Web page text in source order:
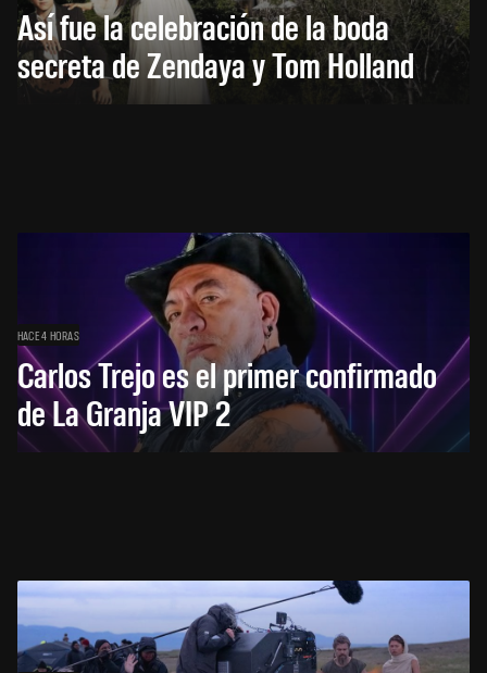
Así fue la celebración de la boda
secreta de Zendaya y Tom Holland
HACE 4 HORAS
Carlos Trejo es el primer confirmado
de La Granja VIP 2